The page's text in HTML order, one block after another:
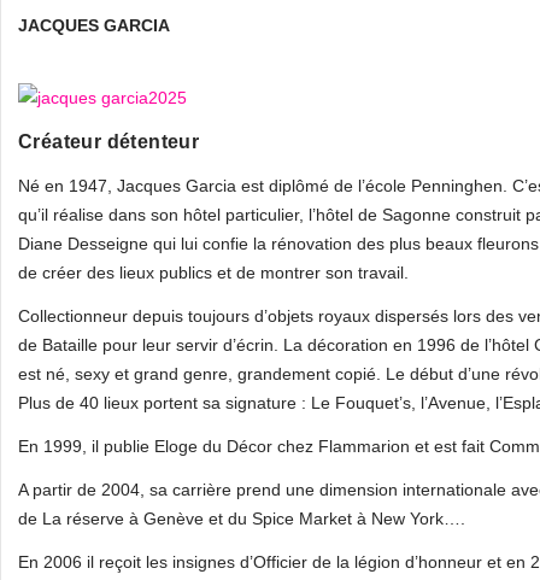
JACQUES GARCIA
Créateur détenteur
Né en 1947, Jacques Garcia est diplômé de l’école Penninghen.
qu’il réalise dans son hôtel particulier, l’hôtel de Sagonne
Diane Desseigne qui lui confie la rénovation des plus beaux
de créer des lieux publics et de montrer son travail.
Collectionneur depuis toujours d’objets royaux dispersés lors des
de Bataille pour leur servir d’écrin. La décoration en 1996 de
est né, sexy et grand genre, grandement copié. Le début d’une
Plus de 40 lieux portent sa signature : Le Fouquet’s, l’Avenue,
En 1999, il publie Eloge du Décor chez Flammarion et est fait
A partir de 2004, sa carrière prend une dimension internationale
de La réserve à Genève et du Spice Market à New York….
En 2006 il reçoit les insignes d’Officier de la légion d’honneur et